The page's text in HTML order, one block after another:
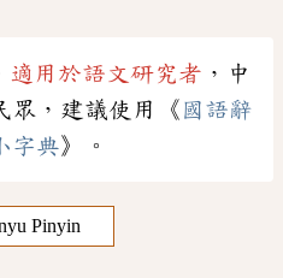
適用於語文研究者 ，中
眾，建議使用《 國語辭
字典》。
Pinyin